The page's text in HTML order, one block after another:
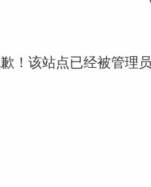
！该站点已经被管理